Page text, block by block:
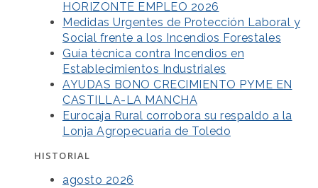
HORIZONTE EMPLEO 2026
Medidas Urgentes de Protección Laboral y
Social frente a los Incendios Forestales
Guía técnica contra Incendios en
Establecimientos Industriales
AYUDAS BONO CRECIMIENTO PYME EN
CASTILLA-LA MANCHA
Eurocaja Rural corrobora su respaldo a la
Lonja Agropecuaria de Toledo
HISTORIAL
agosto 2026